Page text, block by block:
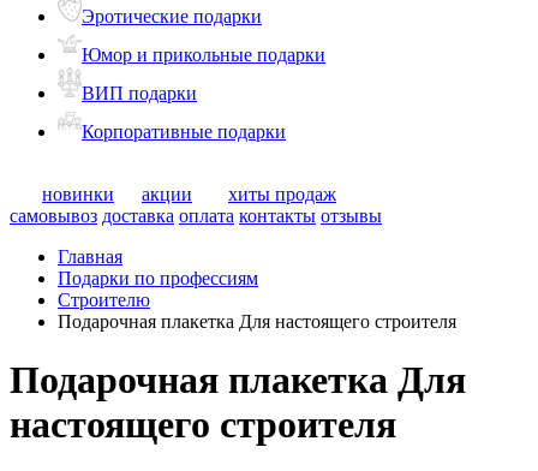
Эротические подарки
Юмор и прикольные подарки
ВИП подарки
Корпоративные подарки
новинки акции
хиты продаж
самовывоз доставка оплата контакты отзывы
Главная
Подарки по профессиям
Строителю
Подарочная плакетка Для настоящего строителя
Подарочная плакетка Для
настоящего строителя